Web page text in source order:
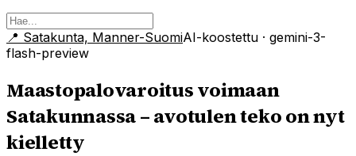
📍 Satakunta, Manner-SuomiAI-koostettu · gemini-3-
flash-preview
Maastopalovaroitus voimaan
Satakunnassa – avotulen teko on nyt
kielletty